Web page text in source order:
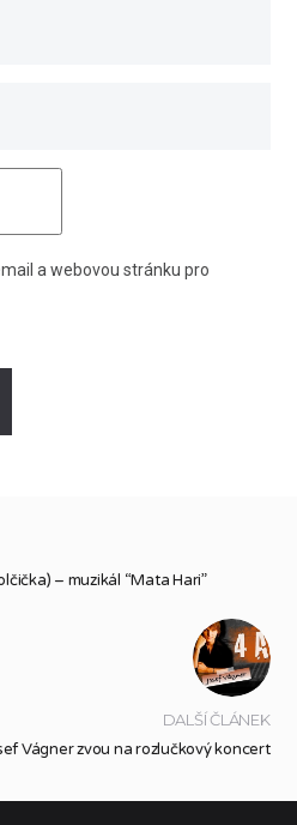
a webovou stránku pro
– muzikál “Mata Hari”
DALŠÍ ČLÁNEK
Vágner zvou na rozlučkový koncert